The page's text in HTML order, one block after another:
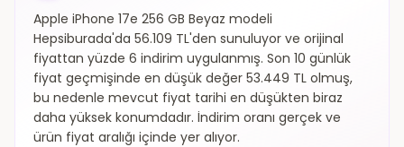
Apple iPhone 17e 256 GB Beyaz modeli
Hepsiburada'da 56.109 TL'den sunuluyor ve orijinal
fiyattan yüzde 6 indirim uygulanmış. Son 10 günlük
fiyat geçmişinde en düşük değer 53.449 TL olmuş,
bu nedenle mevcut fiyat tarihi en düşükten biraz
daha yüksek konumdadır. İndirim oranı gerçek ve
ürün fiyat aralığı içinde yer alıyor.